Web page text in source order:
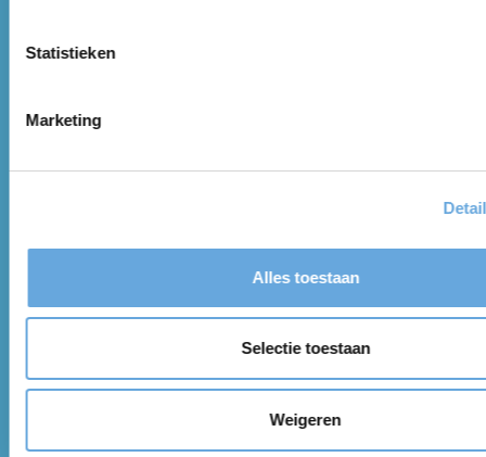
Statistieken
Marketing
Alles toestaan
Selectie toestaan
Weigeren
Organisatie